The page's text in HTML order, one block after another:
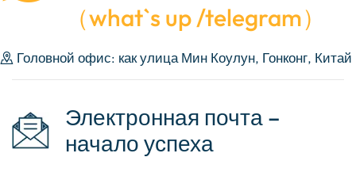
（what`s up /telegram）
Головной офис: как улица Мин Коулун, Гонконг, Китай
Электронная почта –
начало успеха